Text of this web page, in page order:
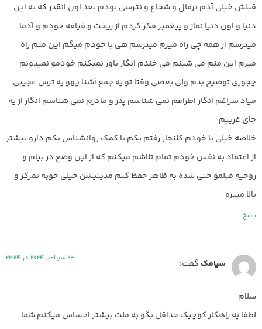
قبلش خیلی آدم نرمال و شجاع و نترسی بودم بعد اون انقدر که به این
دنیا و اون دنیا نماز و پیغمبر فکر کردم از ریخت و قیافه خودم و آدما
میترسم از همه چی راه میرم میترسم هی با خودم میگم این منم راه
میرم این منم می شینم می خندم انگار باور نمیکنم خودمو نمیدونم
چجوری توضیح بدم ولی بعضی وقتا تو یه جمع آشنا یهو یه ترس عجیبی
میاد سراغم انگار اطرافم نمی شناسم پدر و مادرم نمی شناسم انگار از یه
جای غریبم
خلاصه خیلی با خودم کلنجار رفتم یکم با کمک روانشناس یکم دارو بیشتر
از اعتماد به نفس خودم تمام تلاشم میکنم که از این وضع در بیام و
روحیه قبلمو حتی شده به ظاهر حفظ کنم مدیتیشن خیلی خوبه تمرکز و
بالا میبره
پاسخ
سیامکگفت: 23 سپتامبر 2024 در 22:24
سلام
لطفا یه راهکار کوچیک حداقل بگو به ملت بیشتر احساس میکنم شما